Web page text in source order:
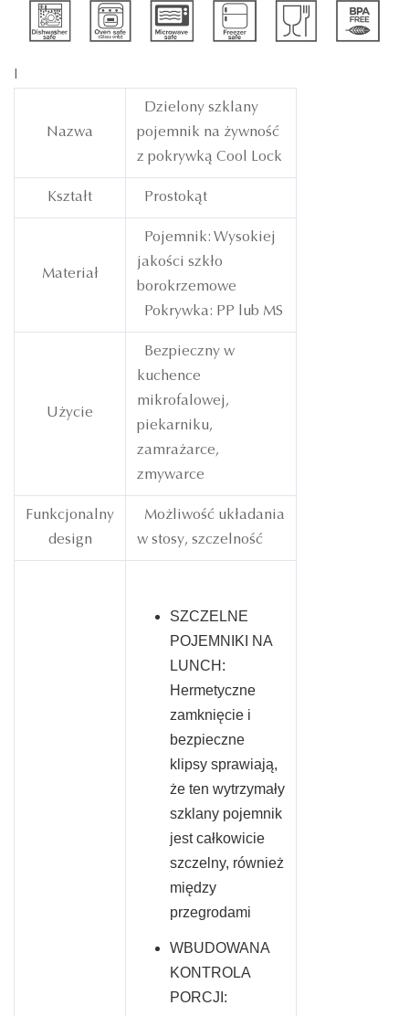
I
Nazwa
Dzielony szklany
pojemnik na żywność
z pokrywką Cool Lock
Kształt Prostokąt
Materiał
Pojemnik: Wysokiej
jakości szkło
borokrzemowe
Pokrywka: PP lub MS
Użycie
Bezpieczny w
kuchence
mikrofalowej,
piekarniku,
zamrażarce,
zmywarce
Funkcjonalny
design
Możliwość układania
w stosy, szczelność
SZCZELNE
POJEMNIKI NA
LUNCH:
Hermetyczne
zamknięcie i
bezpieczne
klipsy sprawiają,
że ten wytrzymały
szklany pojemnik
jest całkowicie
szczelny, również
między
przegrodami
WBUDOWANA
KONTROLA
PORCJI: